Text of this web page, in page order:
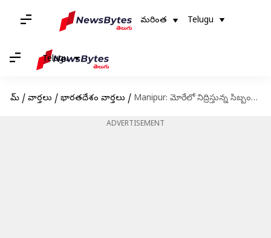
మరింత Telugu
Telugu
హోమ్ / వార్తలు / భారతదేశం వార్తలు / Manipur: మోరేలో నిద్రిస్తున్న సిబ్బందిపై ఉగ్రవాదులు మెరుపుదాడి.. మణిపూర్ భద్రతా అధికారి మృతి
ADVERTISEMENT